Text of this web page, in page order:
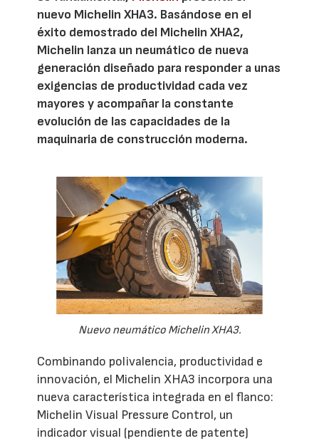
nuevo Michelin XHA3. Basándose en el
éxito demostrado del Michelin XHA2,
Michelin lanza un neumático de nueva
generación diseñado para responder a unas
exigencias de productividad cada vez
mayores y acompañar la constante
evolución de las capacidades de la
maquinaria de construcción moderna.
Nuevo neumático Michelin XHA3.
Combinando polivalencia, productividad e
innovación, el Michelin XHA3 incorpora una
nueva característica integrada en el flanco:
Michelin Visual Pressure Control, un
indicador visual (pendiente de patente)